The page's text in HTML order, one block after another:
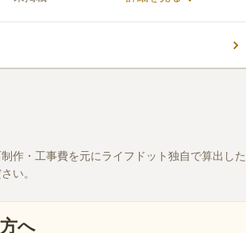
1人につき1区画ですが、特別に必要と認めら
用できます。 町内には英国式庭園・温泉を
ンモスの模型がある図書館もあります。 お参
光スポットが多くあるのも嬉しいポイントで
ていません。
作・工事費を元にライフドット独自で算出した
い。
へ